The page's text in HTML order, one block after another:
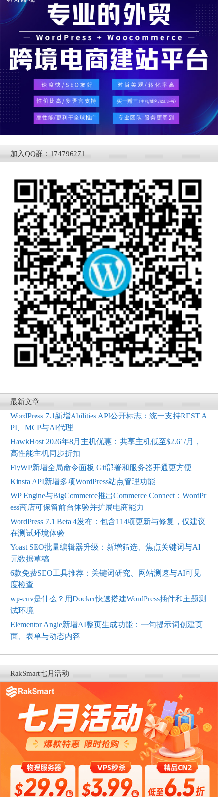
加入QQ群：174796271
最新文章
WordPress 7.1新增Abilities API公开标志：统一支持REST A
PI、MCP与AI代理
HawkHost 2026年8月主机优惠：共享主机低至$2.61/月，
高性能主机同步折扣
FlyWP新增全局命令面板 Git部署和服务器开通更方便
Kinsta API新增多项WordPress站点管理功能
WP Engine与BigCommerce推出Commerce Connect：WordPr
ess商店可保留前台体验并扩展电商能力
WordPress 7.1 Beta 4发布：包含114项更新与修复，仅建议
在测试环境体验
Yoast SEO批量编辑器升级：新增筛选、焦点关键词与AI
元数据草稿
6款免费SEO工具推荐：关键词研究、网站测速与AI可见
度检查
wp-env是什么？用Docker快速搭建WordPress插件和主题测
试环境
Elementor Angie新增AI整页生成功能：一句提示词创建页
面、表单与动态内容
RakSmart七月活动